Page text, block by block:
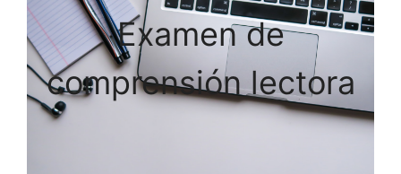
Examen de
comprensión lectora